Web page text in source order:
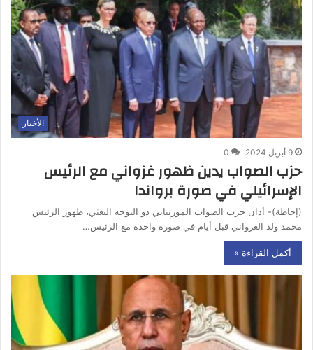
الأخبار
9 أبريل 2024 0
حزب الصواب يدين ظهور غزواني مع الرئيس
الإسرائيلي في صورة برواندا
(إحاطة)- أدان حزب الصواب الموريتاني ذو التوجه البعثي، ظهور الرئيس
محمد ولد الغزواني قبل أيام في صورة واحدة مع الرئيس…
أكمل القراءة »